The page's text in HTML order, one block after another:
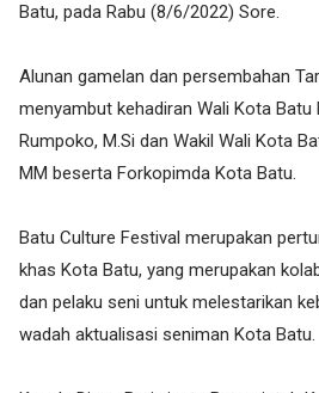
Batu, pada Rabu (8/6/2022) Sore.
Alunan gamelan dan persembahan
menyambut kehadiran Wali Kota Batu
Rumpoko, M.Si dan Wakil Wali Kota
MM beserta Forkopimda Kota Batu.
Batu Culture Festival merupakan
khas Kota Batu, yang merupakan
dan pelaku seni untuk melestarikan
wadah aktualisasi seniman Kota Batu.